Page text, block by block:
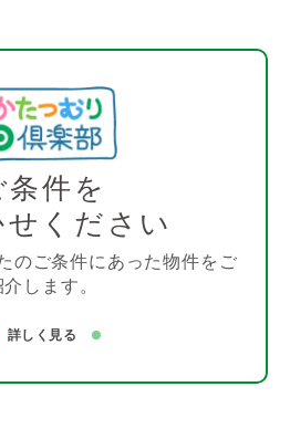
条件を
せください
のご条件にあった物件をご
介します。
詳しく見る